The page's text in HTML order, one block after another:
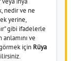
nedir ve ne
yerine,
gibi ifadelerle
ve
için Rüya